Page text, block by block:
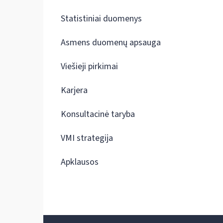
Statistiniai duomenys
Asmens duomenų apsauga
Viešieji pirkimai
Karjera
Konsultacinė taryba
VMI strategija
Apklausos